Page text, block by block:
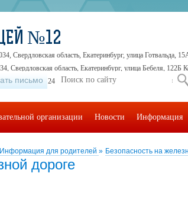
Информация для родителей » Безопасность на
дороге
№12
Свердловская область, Екатеринбург, улица Готвальда,
Свердловская область, Екатеринбург, улица Бебеля, 122Б
30, +7 (343) 245-32-16, +7 (343) 245-71-71, +7 (343) 245-
письмо
организации Новости Информация